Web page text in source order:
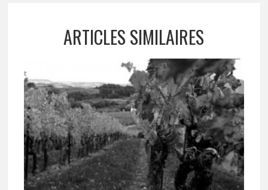
ARTICLES SIMILAIRES